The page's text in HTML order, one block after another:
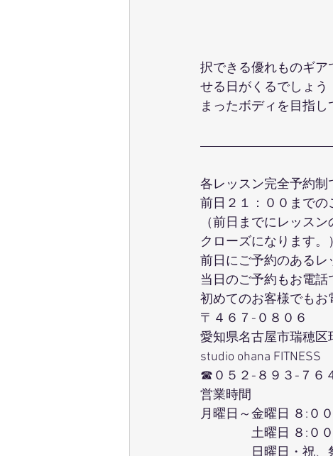
択できる優れものギ
せる日がくるでしょう
まったボディを目指し
各レッスン完全予約制
前日２１：００までの
（前日までにレッス
クローズになります。）
前日にご予約のあるレ
当日のご予約もお電話
初めてのお客様でもお
〒４６７-０８０６
愛知県名古屋市瑞穂区
studio ohana FITNESS
☎０５２-８９３-７６
営業時間
月曜日～金曜日 ８:０
土曜日 ８:００～
日曜日・祝、祭